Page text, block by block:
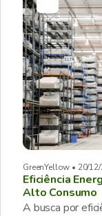
GreenYellow • 20/
Eficiência
Alto Consumo
A busca por